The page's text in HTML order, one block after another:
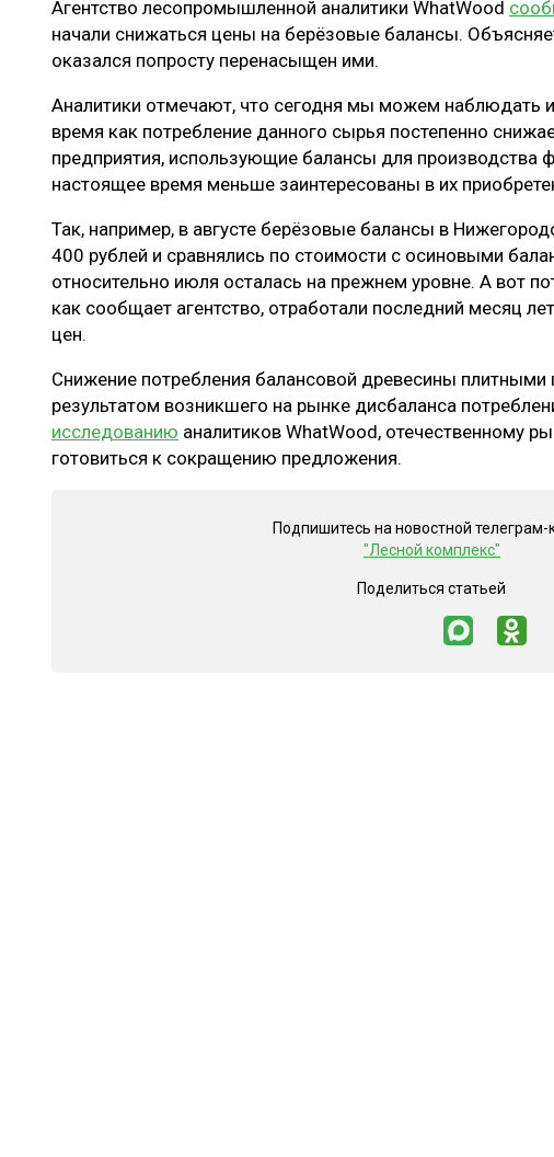
ЛЕСОВОССТАНОВЛЕНИЕ И ЗАЩИТА
ЦБП
СУШКА
Агентство лесопромышленной аналитики WhatWood
начали снижаться цены на берёзовые балансы.
оказался попросту перенасыщен ими.
Аналитики отмечают, что сегодня мы можем наблюдать
время как потребление данного сырья постепенно
предприятия, использующие балансы для производства
настоящее время меньше заинтересованы в их
Так, например, в августе берёзовые балансы в
400 рублей и сравнялись по стоимости с осиновыми
относительно июля осталась на прежнем уровне. А вот
как сообщает агентство, отработали последний месяц
цен.
Снижение потребления балансовой древесины плитными
результатом возникшего на рынке дисбаланса
исследованию аналитиков WhatWood, отечественному
готовиться к сокращению предложения.
Подпишитесь на новостной телеграм-
"Лесной комплекс"
Поделиться статьей